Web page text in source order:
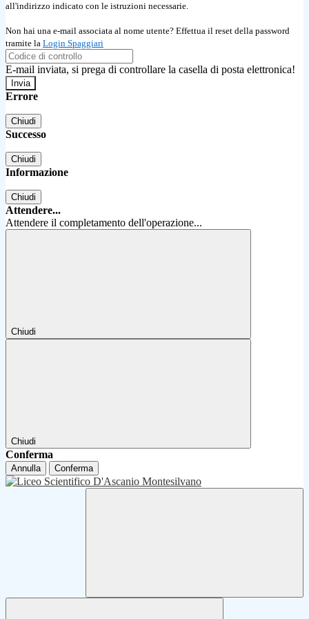
all'indirizzo indicato con le istruzioni necessarie.
Non hai una e-mail associata al nome utente? Effettua il reset della password
tramite la Login Spaggiari
E-mail inviata, si prega di controllare la casella di posta elettronica!
Errore
Chiudi
Successo
Chiudi
Informazione
Chiudi
Attendere...
Attendere il completamento dell'operazione...
Chiudi
Chiudi
Conferma
Annulla Conferma